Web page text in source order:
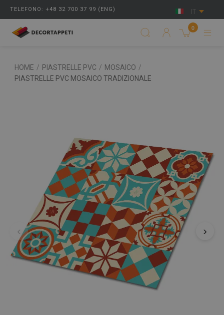
TELEFONO: +48 32 700 37 99 (ENG)
0
HOME / PIASTRELLE PVC / MOSAICO /
PIASTRELLE PVC MOSAICO TRADIZIONALE
‹ ›